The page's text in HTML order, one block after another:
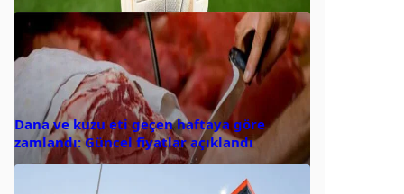
Dana ve kuzu eti geçen haftaya göre
zamlandı: Güncel fiyatlar açıklandı